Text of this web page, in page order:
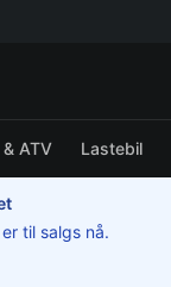
ATV Lastebil
til salgs nå.